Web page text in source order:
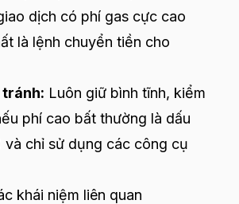
dịch có phí gas cực cao
là lệnh chuyển tiền cho
tránh: Luôn giữ bình tĩnh, kiểm
phí cao bất thường là dấu
và chỉ sử dụng các công cụ
khái niệm liên quan